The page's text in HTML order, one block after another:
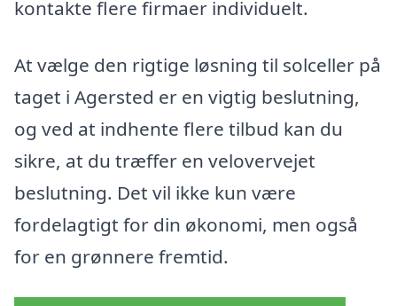
kontakte flere firmaer individuelt.
At vælge den rigtige løsning til solceller på
taget i Agersted er en vigtig beslutning,
og ved at indhente flere tilbud kan du
sikre, at du træffer en velovervejet
beslutning. Det vil ikke kun være
fordelagtigt for din økonomi, men også
for en grønnere fremtid.